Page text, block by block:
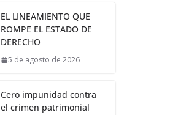
EL LINEAMIENTO QUE
ROMPE EL ESTADO DE
DERECHO
5 de agosto de 2026
Cero impunidad contra
el crimen patrimonial